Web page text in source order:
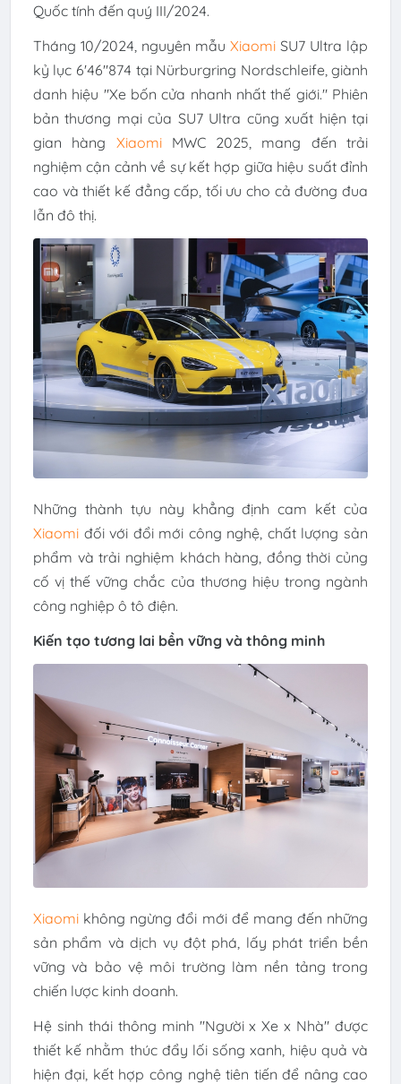
Quốc tính đến quý III/2024.
Tháng 10/2024, nguyên mẫuXiaomi SU7 Ultra lập
kỷ lục 6'46"874 tại Nürburgring Nordschleife, giành
danh hiệu "Xe bốn cửa nhanh nhất thế giới." Phiên
bản thương mại của SU7 Ultra cũng xuất hiện tại
gian hàng XiaomiMWC 2025, mang đến trải
nghiệm cận cảnh về sự kết hợp giữa hiệu suất đỉnh
cao và thiết kế đẳng cấp, tối ưu cho cả đường đua
lẫn đô thị.
Những thành tựu này khẳng định cam kết của
Xiaomiđối với đổi mới công nghệ, chất lượng sản
phẩm và trải nghiệm khách hàng, đồng thời củng
cố vị thế vững chắc của thương hiệu trong ngành
công nghiệp ô tô điện.
Kiến tạo tương lai bền vững và thông minh
Xiaomikhông ngừng đổi mới để mang đến những
sản phẩm và dịch vụ đột phá, lấy phát triển bền
vững và bảo vệ môi trường làm nền tảng trong
chiến lược kinh doanh.
Hệ sinh thái thông minh "Người x Xe x Nhà" được
thiết kế nhằm thúc đẩy lối sống xanh, hiệu quả và
hiện đại, kết hợp công nghệ tiên tiến để nâng cao